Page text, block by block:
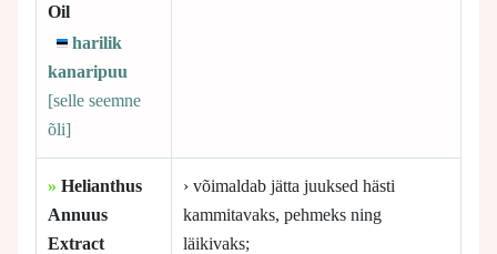
Oil
harilik
kanaripuu
[selle seemne
õli]
» Helianthus
Annuus
Extract
› võimaldab jätta juuksed hästi
kammitavaks, pehmeks ning
läikivaks;